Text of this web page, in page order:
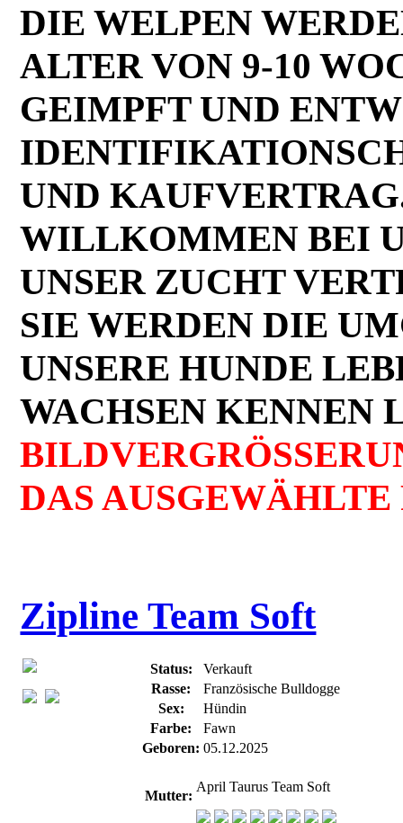
DIE WELPEN
ALTER VON 9-10
GEIMPFT UND
UND
WILLKOMMEN BEI
UNSER ZUCHT
SIE WERDEN DIE
UNSERE HUNDE
WACHSEN KENNEN
DAS AUSGEWÄHLTE
Zipline Team Soft
Status:
Verkauft
Rasse:
Französische Bulldogge
Sex:
Hündin
Farbe:
Fawn
Geboren: 05.12.2025
Mutter:
April Taurus Team Soft